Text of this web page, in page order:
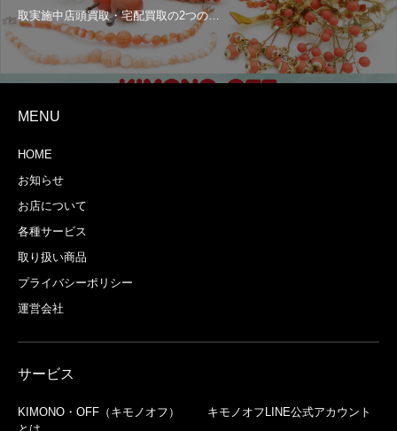
MENU
HOME
お知らせ
お店について
各種サービス
取り扱い商品
プライバシーポリシー
運営会社
サービス
KIMONO・OFF（キモノオフ）
キモノオフLINE公式アカウント